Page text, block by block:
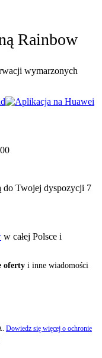
Rainbow
wymarzonych
do Twojej dyspozycji 7
w całej Polsce i
oferty i inne wiadomości
Dowiedz się więcej o ochronie